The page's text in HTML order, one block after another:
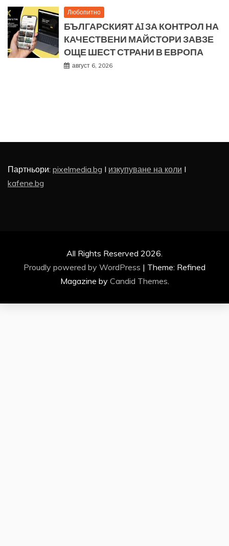
Любопитно
БЪЛГАРСКИЯТ AI ЗА КОНТРОЛ НА
КАЧЕСТВЕНИ МАЙСТОРИ ЗАВЗЕ
ОЩЕ ШЕСТ СТРАНИ В ЕВРОПА
август 6, 2026
Партньори: pixelmedia.bg I изкупуване на коли I
kafene.bg
All Rights Reserved 2026.
Proudly powered by WordPress | Theme: Refined
Magazine by Candid Themes.